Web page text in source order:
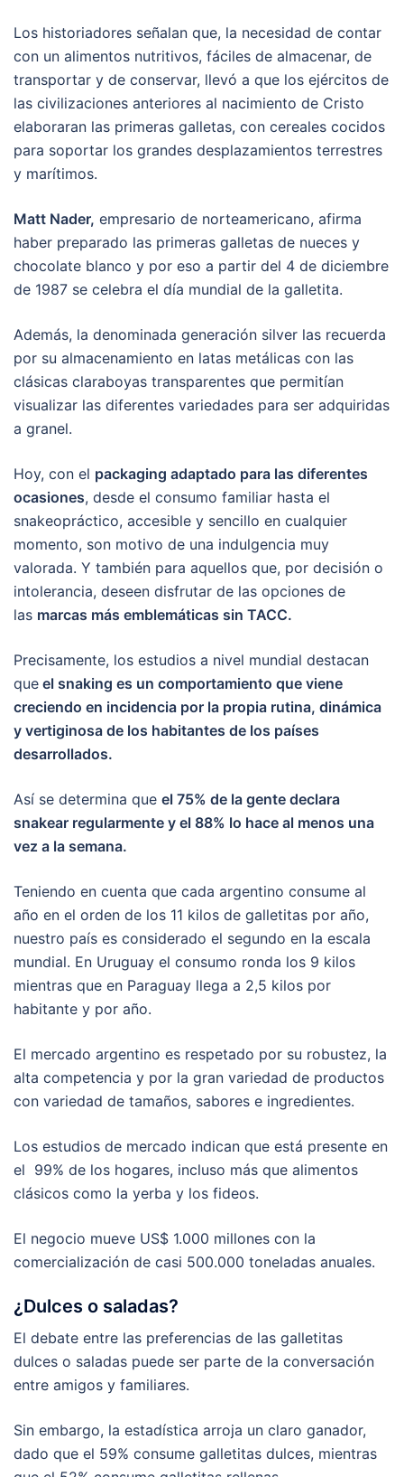
Los historiadores señalan que, la necesidad de contar
con un alimentos nutritivos, fáciles de almacenar, de
transportar y de conservar, llevó a que los ejércitos de
las civilizaciones anteriores al nacimiento de Cristo
elaboraran las primeras galletas, con cereales cocidos
para soportar los grandes desplazamientos terrestres
y marítimos.
Matt Nader, empresario de norteamericano, afirma
haber preparado las primeras galletas de nueces y
chocolate blanco y por eso a partir del 4 de diciembre
de 1987 se celebra el día mundial de la galletita.
Además, la denominada generación silver las recuerda
por su almacenamiento en latas metálicas con las
clásicas claraboyas transparentes que permitían
visualizar las diferentes variedades para ser adquiridas
a granel.
Hoy, con el packaging adaptado para las diferentes
ocasiones, desde el consumo familiar hasta el
snakeopráctico, accesible y sencillo en cualquier
momento, son motivo de una indulgencia muy
valorada. Y también para aquellos que, por decisión o
intolerancia, deseen disfrutar de las opciones de
las marcas más emblemáticas sin TACC.
Precisamente, los estudios a nivel mundial destacan
que el snaking es un comportamiento que viene
creciendo en incidencia por la propia rutina, dinámica
y vertiginosa de los habitantes de los países
desarrollados.
Así se determina que el 75% de la gente declara
snakear regularmente y el 88% lo hace al menos una
vez a la semana.
Teniendo en cuenta que cada argentino consume al
año en el orden de los 11 kilos de galletitas por año,
nuestro país es considerado el segundo en la escala
mundial. En Uruguay el consumo ronda los 9 kilos
mientras que en Paraguay llega a 2,5 kilos por
habitante y por año.
El mercado argentino es respetado por su robustez, la
alta competencia y por la gran variedad de productos
con variedad de tamaños, sabores e ingredientes.
Los estudios de mercado indican que está presente en
el 99% de los hogares, incluso más que alimentos
clásicos como la yerba y los fideos.
El negocio mueve US$ 1.000 millones con la
comercialización de casi 500.000 toneladas anuales.
¿Dulces o saladas?
El debate entre las preferencias de las galletitas
dulces o saladas puede ser parte de la conversación
entre amigos y familiares.
Sin embargo, la estadística arroja un claro ganador,
dado que el 59% consume galletitas dulces, mientras